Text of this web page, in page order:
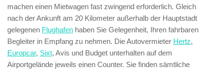
machen einen Mietwagen fast zwingend erforderlich. Gleich
nach der Ankunft am 20 Kilometer außerhalb der Hauptstadt
gelegenen Flughafen haben Sie Gelegenheit, Ihren fahrbaren
Begleiter in Empfang zu nehmen. Die Autovermieter Hertz,
Europcar, Sixt, Avis und Budget unterhalten auf dem
Airportgelände jeweils einen Counter. Sie finden sämtliche